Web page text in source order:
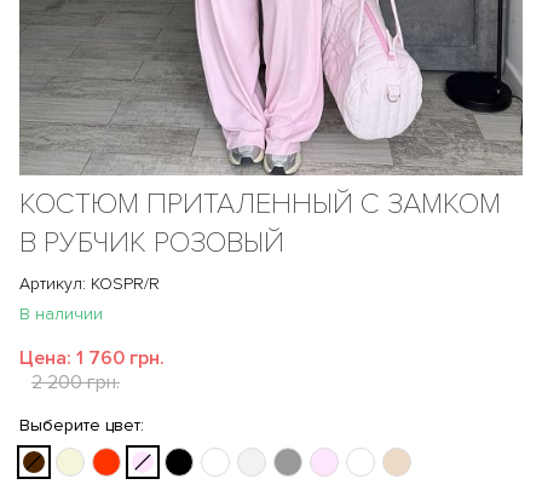
КОСТЮМ ПРИТАЛЕННЫЙ С ЗАМКОМ
В РУБЧИК РОЗОВЫЙ
Артикул: KOSPR/R
В наличии
Цена: 1 760 грн.
2 200 грн.
Выберите цвет: